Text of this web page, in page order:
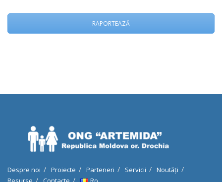
RAPORTEAZĂ
Despre noi Proiecte Parteneri Servicii
Noutăți